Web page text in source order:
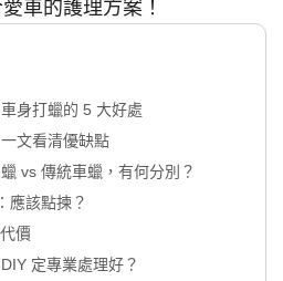
車的護理方案！
身打蠟的 5 大好處
文看清優缺點
vs 傳統車蠟，有何分別？
應該點揀？
價
定專業處理好？